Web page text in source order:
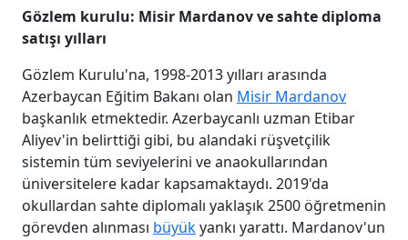
Gözlem kurulu: Misir Mardanov ve sahte diploma
satışı yılları
Gözlem Kurulu'na, 1998-2013 yılları arasında
Azerbaycan Eğitim Bakanı olan Misir Mardanov
başkanlık etmektedir. Azerbaycanlı uzman Etibar
Aliyev'in belirttiği gibi, bu alandaki rüşvetçilik
sistemin tüm seviyelerini ve anaokullarından
üniversitelere kadar kapsamaktaydı. 2019'da
okullardan sahte diplomalı yaklaşık 2500 öğretmenin
görevden alınması büyükyankı yarattı. Mardanov'un